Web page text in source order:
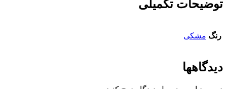
توضیحات تکمیلی
رنگ مشکی
دیدگاهها